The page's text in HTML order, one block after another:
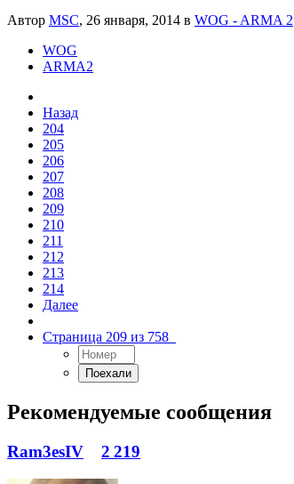
Автор MSC, 26 января, 2014 в WOG - ARMA 2
WOG
ARMA2
Назад
204
205
206
207
208
209
210
211
212
213
214
Далее
Страница 209 из 758
Рекомендуемые сообщения
Ram3esIV 2 219